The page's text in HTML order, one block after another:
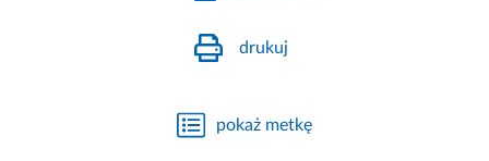
drukuj
pokaż metkę